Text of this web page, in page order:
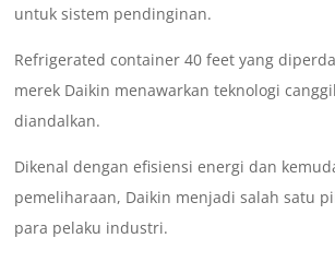
untuk sistem pendinginan.
Refrigerated container 40 feet yang
merek Daikin menawarkan teknologi
diandalkan.
Dikenal dengan efisiensi energi dan
pemeliharaan, Daikin menjadi salah satu
para pelaku industri.